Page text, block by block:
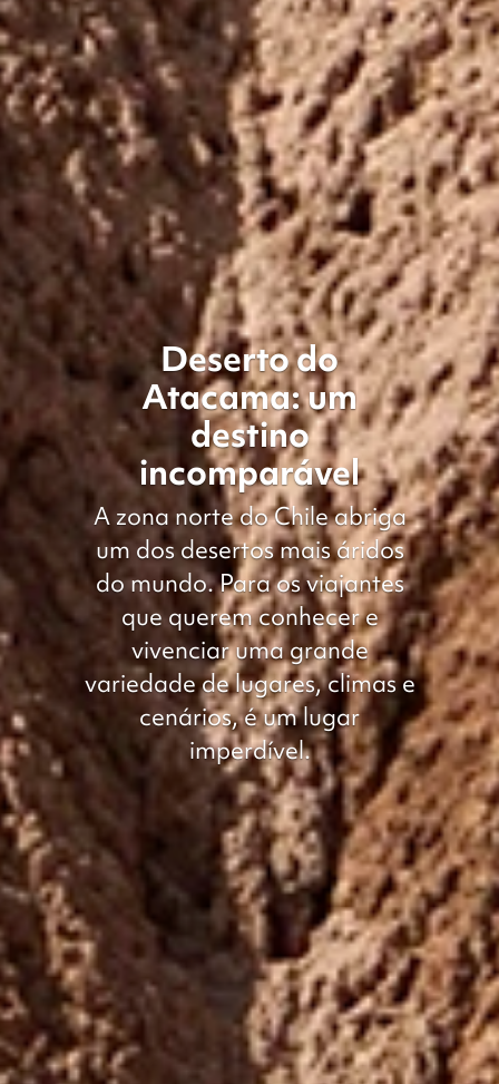
Deserto do
Atacama: um
destino
incomparável
A zona norte do Chile abriga
um dos desertos mais áridos
do mundo. Para os viajantes
que querem conhecer e
vivenciar uma grande
variedade de lugares, climas e
cenários, é um lugar
imperdível.